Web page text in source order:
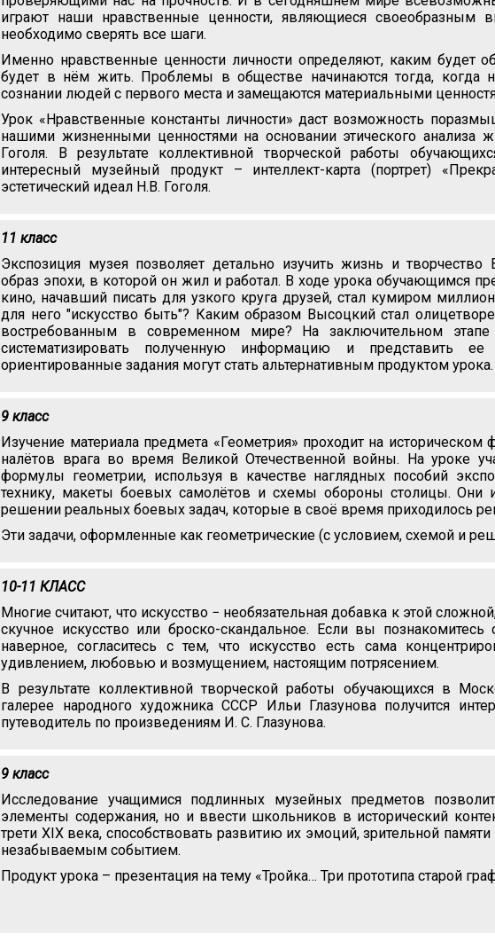
играют наши нравственные ценности, являющиеся своеобразным
необходимо сверять все шаги.
Именно нравственные ценности личности определяют, каким будет
будет в нём жить. Проблемы в обществе начинаются тогда, когда
сознании людей с первого места и замещаются материальными
Урок «Нравственные константы личности» даст возможность
нашими жизненными ценностями на основании этического анализа
Гоголя. В результате коллективной творческой работы
интересный музейный продукт – интеллект-карта (портрет)
эстетический идеал Н.В. Гоголя.
11 класс
Экспозиция музея позволяет детально изучить жизнь и творчество
образ эпохи, в которой он жил и работал. В ходе урока обучающимся
кино, начавший писать для узкого круга друзей, стал кумиром
для него "искусство быть"? Каким образом Высоцкий стал
востребованным в современном мире? На заключительном этапе
систематизировать полученную информацию и представить
ориентированные задания могут стать альтернативным продуктом урока.
9 класс
Изучение материала предмета «Геометрия» проходит на
налётов врага во время Великой Отечественной войны. На уроке
формулы геометрии, используя в качестве наглядных пособий
технику, макеты боевых самолётов и схемы обороны столицы. Они
решении реальных боевых задач, которые в своё время приходилось
Эти задачи, оформленные как геометрические (с условием, схемой и
10-11 КЛАСС
Многие считают, что искусство − необязательная добавка к этой
скучное искусство или броско-скандальное. Если вы
наверное, согласитесь с тем, что искусство есть сама
удивлением, любовью и возмущением, настоящим потрясением.
В результате коллективной творческой работы обучающихся в
галерее народного художника СССР Ильи Глазунова получится
путеводитель по произведениям И. С. Глазунова.
9 класс
Исследование учащимися подлинных музейных предметов
элементы содержания, но и ввести школьников в исторический
трети XIX века, способствовать развитию их эмоций, зрительной
незабываемым событием.
Продукт урока – презентация на тему «Тройка… Три прототипа старой